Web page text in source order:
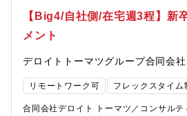
方】標準労働時間7時間でフルフレック
可能な想定です。ワークライフスタイル
です。※東京事務所は豊洲エリアへの移
【Big4/自社側/在宅週3程】新
メント
デロイトトーマツグループ合同会社
リモートワーク可 フレックスタイム
合同会社デロイト トーマツ／コンサル